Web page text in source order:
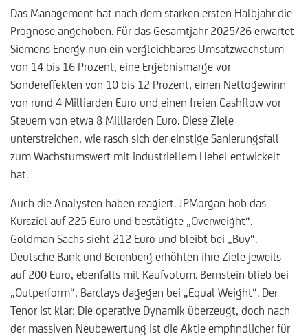
Das Management hat nach dem starken ersten Halbjahr die
Prognose angehoben. Für das Gesamtjahr 2025/26 erwartet
Siemens Energy nun ein vergleichbares Umsatzwachstum
von 14 bis 16 Prozent, eine Ergebnismarge vor
Sondereffekten von 10 bis 12 Prozent, einen Nettogewinn
von rund 4 Milliarden Euro und einen freien Cashflow vor
Steuern von etwa 8 Milliarden Euro. Diese Ziele
unterstreichen, wie rasch sich der einstige Sanierungsfall
zum Wachstumswert mit industriellem Hebel entwickelt
hat.
Auch die Analysten haben reagiert. JPMorgan hob das
Kursziel auf 225 Euro und bestätigte „Overweight“.
Goldman Sachs sieht 212 Euro und bleibt bei „Buy“.
Deutsche Bank und Berenberg erhöhten ihre Ziele jeweils
auf 200 Euro, ebenfalls mit Kaufvotum. Bernstein blieb bei
„Outperform“, Barclays dagegen bei „Equal Weight“. Der
Tenor ist klar: Die operative Dynamik überzeugt, doch nach
der massiven Neubewertung ist die Aktie empfindlicher für